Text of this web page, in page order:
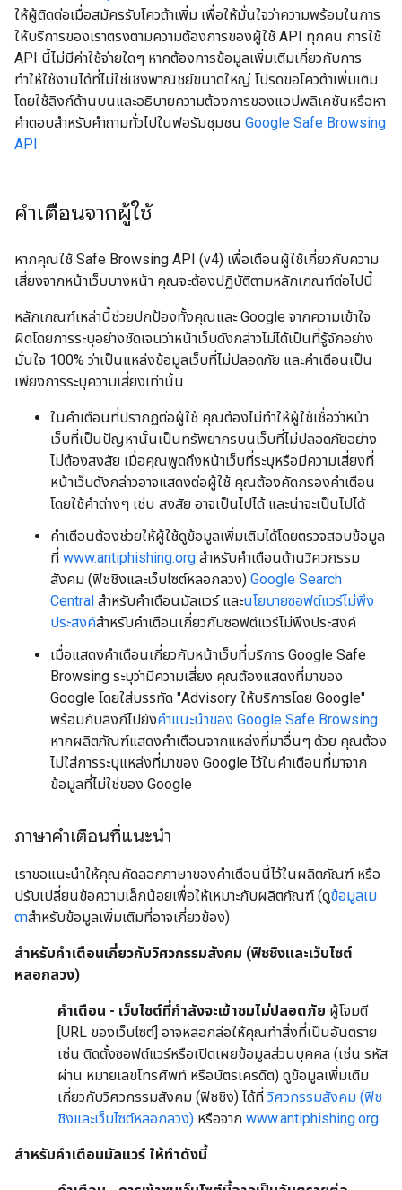
ให้ผู้ติดต่อเมื่อสมัครรับโควต้าเพิ่ม เพื่อให้มั่นใจว่าความพร้อมในการ
ให้บริการของเราตรงตามความต้องการของผู้ใช้ API ทุกคน การใช้
API นี้ไม่มีค่าใช้จ่ายใดๆ หากต้องการข้อมูลเพิ่มเติมเกี่ยวกับการ
ทำให้ใช้งานได้ที่ไม่ใช่เชิงพาณิชย์ขนาดใหญ่ โปรดขอโควต้าเพิ่มเติม
โดยใช้ลิงก์ด้านบนและอธิบายความต้องการของแอปพลิเคชันหรือหา
คำตอบสำหรับคำถามทั่วไปในฟอรัมชุมชน Google Safe Browsing
API
คำเตือนจากผู้ใช้
หากคุณใช้ Safe Browsing API (v4) เพื่อเตือนผู้ใช้เกี่ยวกับความ
เสี่ยงจากหน้าเว็บบางหน้า คุณจะต้องปฏิบัติตามหลักเกณฑ์ต่อไปนี้
หลักเกณฑ์เหล่านี้ช่วยปกป้องทั้งคุณและ Google จากความเข้าใจ
ผิดโดยการระบุอย่างชัดเจนว่าหน้าเว็บดังกล่าวไม่ได้เป็นที่รู้จักอย่าง
มั่นใจ 100% ว่าเป็นแหล่งข้อมูลเว็บที่ไม่ปลอดภัย และคำเตือนเป็น
เพียงการระบุความเสี่ยงเท่านั้น
ในคำเตือนที่ปรากฏต่อผู้ใช้ คุณต้องไม่ทำให้ผู้ใช้เชื่อว่าหน้า
เว็บที่เป็นปัญหานั้นเป็นทรัพยากรบนเว็บที่ไม่ปลอดภัยอย่าง
ไม่ต้องสงสัย เมื่อคุณพูดถึงหน้าเว็บที่ระบุหรือมีความเสี่ยงที่
หน้าเว็บดังกล่าวอาจแสดงต่อผู้ใช้ คุณต้องคัดกรองคําเตือน
โดยใช้คําต่างๆ เช่น สงสัย อาจเป็นไปได้ และน่าจะเป็นไปได้
คำเตือนต้องช่วยให้ผู้ใช้ดูข้อมูลเพิ่มเติมได้โดยตรวจสอบข้อมูล
ที่ www.antiphishing.org สำหรับคำเตือนด้านวิศวกรรม
สังคม (ฟิชชิงและเว็บไซต์หลอกลวง) Google Search
Central สำหรับคำเตือนมัลแวร์ และนโยบายซอฟต์แวร์ไม่พึง
ประสงค์สำหรับคำเตือนเกี่ยวกับซอฟต์แวร์ไม่พึงประสงค์
เมื่อแสดงคำเตือนเกี่ยวกับหน้าเว็บที่บริการ Google Safe
Browsing ระบุว่ามีความเสี่ยง คุณต้องแสดงที่มาของ
Google โดยใส่บรรทัด "Advisory ให้บริการโดย Google"
พร้อมกับลิงก์ไปยังคำแนะนำของ Google Safe Browsing
หากผลิตภัณฑ์แสดงคำเตือนจากแหล่งที่มาอื่นๆ ด้วย คุณต้อง
ไม่ใส่การระบุแหล่งที่มาของ Google ไว้ในคำเตือนที่มาจาก
ข้อมูลที่ไม่ใช่ของ Google
ภาษาคำเตือนที่แนะนำ
เราขอแนะนำให้คุณคัดลอกภาษาของคำเตือนนี้ไว้ในผลิตภัณฑ์ หรือ
ปรับเปลี่ยนข้อความเล็กน้อยเพื่อให้เหมาะกับผลิตภัณฑ์ (ดูข้อมูลเม
ตาสำหรับข้อมูลเพิ่มเติมที่อาจเกี่ยวข้อง)
สำหรับคำเตือนเกี่ยวกับวิศวกรรมสังคม (ฟิชชิงและเว็บไซต์
หลอกลวง)
คำเตือน - เว็บไซต์ที่กำลังจะเข้าชมไม่ปลอดภัย ผู้โจมตี
[URL ของเว็บไซต์] อาจหลอกล่อให้คุณทำสิ่งที่เป็นอันตราย
เช่น ติดตั้งซอฟต์แวร์หรือเปิดเผยข้อมูลส่วนบุคคล (เช่น รหัส
ผ่าน หมายเลขโทรศัพท์ หรือบัตรเครดิต) ดูข้อมูลเพิ่มเติม
เกี่ยวกับวิศวกรรมสังคม (ฟิชชิง) ได้ที่ วิศวกรรมสังคม (ฟิช
ชิงและเว็บไซต์หลอกลวง) หรือจาก www.antiphishing.org
สำหรับคำเตือนมัลแวร์ ให้ทำดังนี้